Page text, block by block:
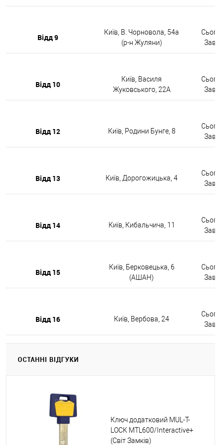
Відд 9
Київ, В. Чорновола, 54а
(р-н Жуляни)
Відд 10
Київ, Василя
Жуковського, 22А
Відд 12 Київ, Родини Бунге, 8
Відд 13 Київ, Дорогожицька, 4
Відд 14 Київ, Кибальчича, 11
Відд 15
Київ, Берковецька, 6
(АШАН)
Відд 16 Київ, Вербова, 24
ОСТАННІ ВІДГУКИ
Ключ додатковий MUL-T-
LOCK MTL600/Interactive+
(Світ Замків)